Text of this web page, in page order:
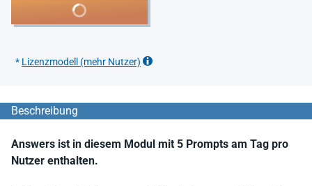
In den Warenkorb
* Lizenzmodell (mehr Nutzer)
Beschreibung
Answers ist in diesem Modul mit 5 Prompts am Tag pro
Nutzer enthalten.